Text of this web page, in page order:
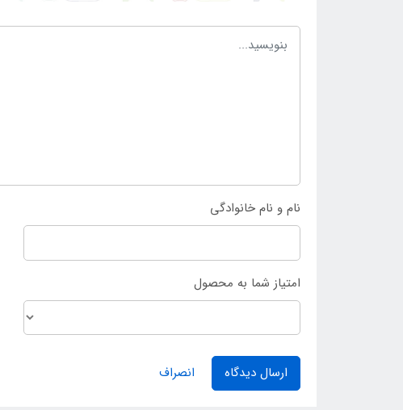
نام و نام خانوادگی
امتیاز شما به محصول
ارسال دیدگاه انصراف